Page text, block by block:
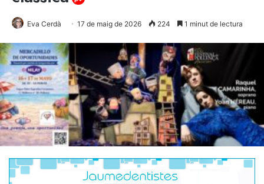
Eva Cerdà 17 de maig de 2026 224 1 minut de lectura